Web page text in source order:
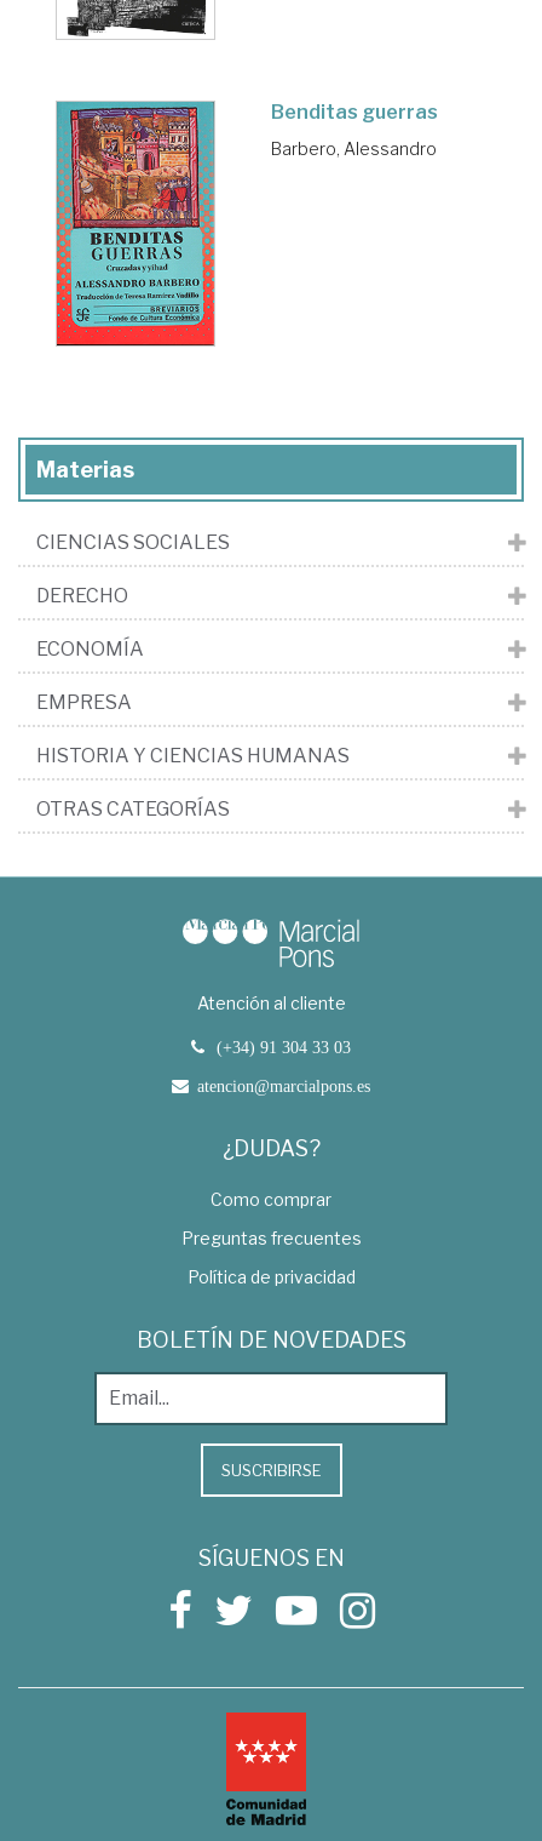
Benditas guerras
Barbero, Alessandro
Materias
CIENCIAS SOCIALES
DERECHO
ECONOMÍA
EMPRESA
HISTORIA Y CIENCIAS HUMANAS
OTRAS CATEGORÍAS
Atención al cliente
(+34) 91 304 33 03
atencion@marcialpons.es
¿DUDAS?
Como comprar
Preguntas frecuentes
Política de privacidad
BOLETÍN DE NOVEDADES
SUSCRIBIRSE
SÍGUENOS EN